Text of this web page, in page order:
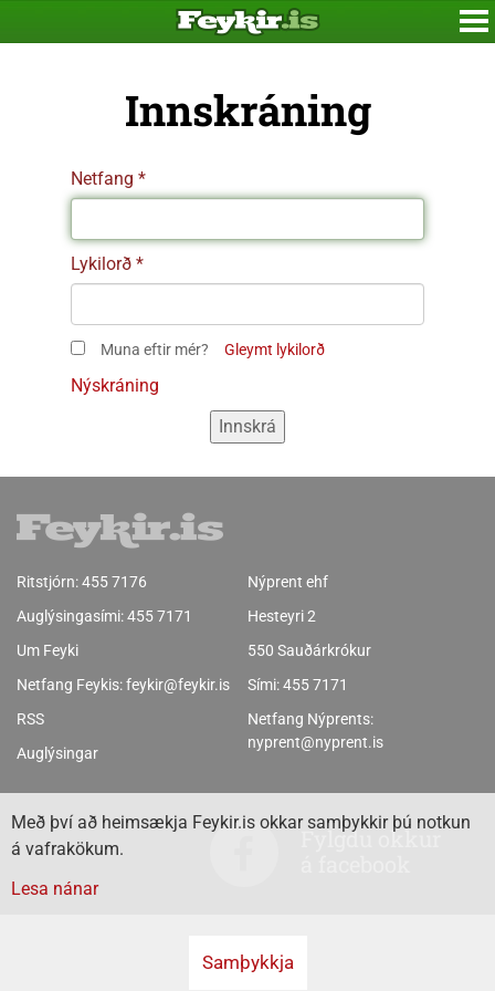
Innskráning
Netfang
Lykilorð
Muna eftir mér? Gleymt lykilorð
Nýskráning
Ritstjórn:455 7176
Auglýsingasími:455 7171
Um Feyki
Netfang Feykis:feykir@feykir.is
RSS
Auglýsingar
Nýprent ehf
Hesteyri 2
550 Sauðárkrókur
Sími:455 7171
Netfang Nýprents:
nyprent@nyprent.is
Fylgdu okkur
Með því að heimsækja Feykir.is okkar samþykkir þú notkun
á vafrakökum.
Lesa nánar
Samþykkja